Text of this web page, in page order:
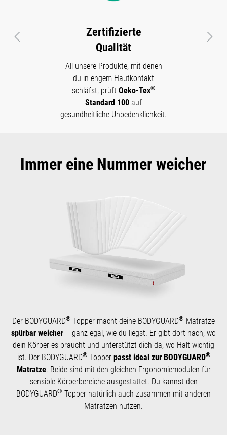
Zertifizierte
Qualität
All unsere Produkte, mit denen
du in engem Hautkontakt
schläfst, prüft Oeko-Tex®
Standard 100 auf
gesundheitliche Unbedenklichkeit.
Vorheriges
Immer eine Nummer weicher
Der BODYGUARD® Topper macht deine BODYGUARD® Matratze
spürbar weicher – ganz egal, wie du liegst. Er gibt dort nach, wo
dein Körper es braucht und unterstützt dich da, wo Halt wichtig
ist. Der BODYGUARD® Topper passt ideal zur BODYGUARD®
Matratze. Beide sind mit den gleichen Ergonomiemodulen für
sensible Körperbereiche ausgestattet. Du kannst den
BODYGUARD® Topper natürlich auch zusammen mit anderen
Matratzen nutzen.